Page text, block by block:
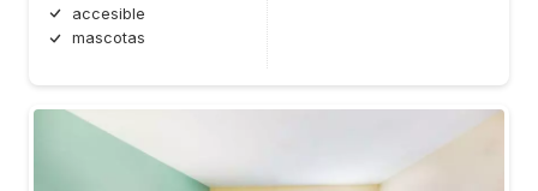
accesible
mascotas